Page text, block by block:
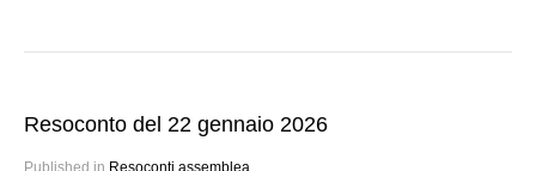
Resoconto del 22 gennaio 2026
Published in Resoconti assemblea